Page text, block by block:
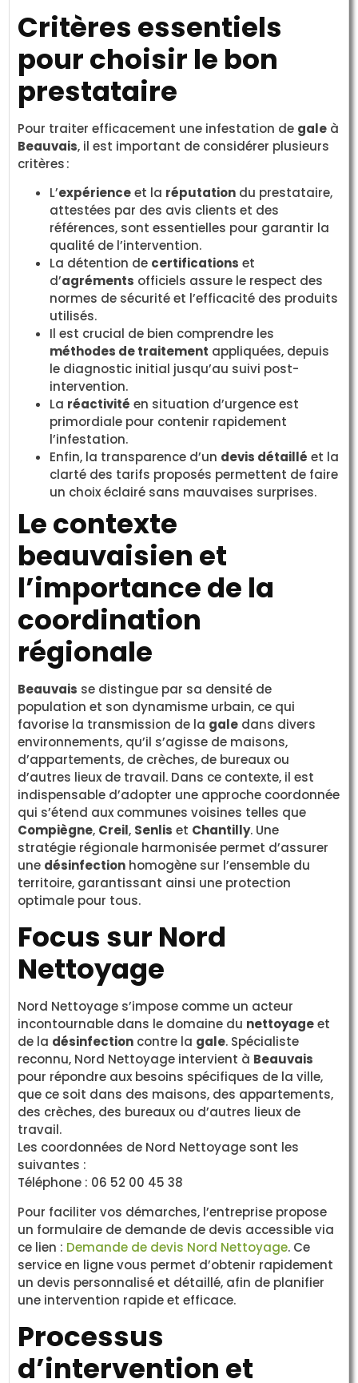
Critères essentiels
pour choisir le bon
prestataire
Pour traiter efficacement une infestation de gale à
Beauvais, il est important de considérer plusieurs
critères :
L’expérienceet la réputation du prestataire,
attestées par des avis clients et des
références, sont essentielles pour garantir la
qualité de l’intervention.
La détention de certifications et
d’agréments officiels assure le respect des
normes de sécurité et l’efficacité des produits
utilisés.
Il est crucial de bien comprendre les
méthodes de traitement appliquées, depuis
le diagnostic initial jusqu’au suivi post-
intervention.
La réactivité en situation d’urgence est
primordiale pour contenir rapidement
l’infestation.
Enfin, la transparence d’un devis détaillé et la
clarté des tarifs proposés permettent de faire
un choix éclairé sans mauvaises surprises.
Le contexte
beauvaisien et
l’importance de la
coordination
régionale
Beauvais se distingue par sa densité de
population et son dynamisme urbain, ce qui
favorise la transmission de la gale dans divers
environnements, qu’il s’agisse de maisons,
d’appartements, de crèches, de bureaux ou
d’autres lieux de travail. Dans ce contexte, il est
indispensable d’adopter une approche coordonnée
qui s’étend aux communes voisines telles que
Compiègne, Creil, Senlis et Chantilly. Une
stratégie régionale harmonisée permet d’assurer
une désinfection homogène sur l’ensemble du
territoire, garantissant ainsi une protection
optimale pour tous.
Focus sur Nord
Nettoyage
Nord Nettoyage s’impose comme un acteur
incontournable dans le domaine du nettoyageet
de la désinfection contre la gale. Spécialiste
reconnu, Nord Nettoyage intervient à Beauvais
pour répondre aux besoins spécifiques de la ville,
que ce soit dans des maisons, des appartements,
des crèches, des bureaux ou d’autres lieux de
travail.
Les coordonnées de Nord Nettoyage sont les
suivantes :
Téléphone : 06 52 00 45 38
Pour faciliter vos démarches, l’entreprise propose
un formulaire de demande de devis accessible via
ce lien : Demande de devis Nord Nettoyage. Ce
service en ligne vous permet d’obtenir rapidement
un devis personnalisé et détaillé, afin de planifier
une intervention rapide et efficace.
Processus
d’intervention et